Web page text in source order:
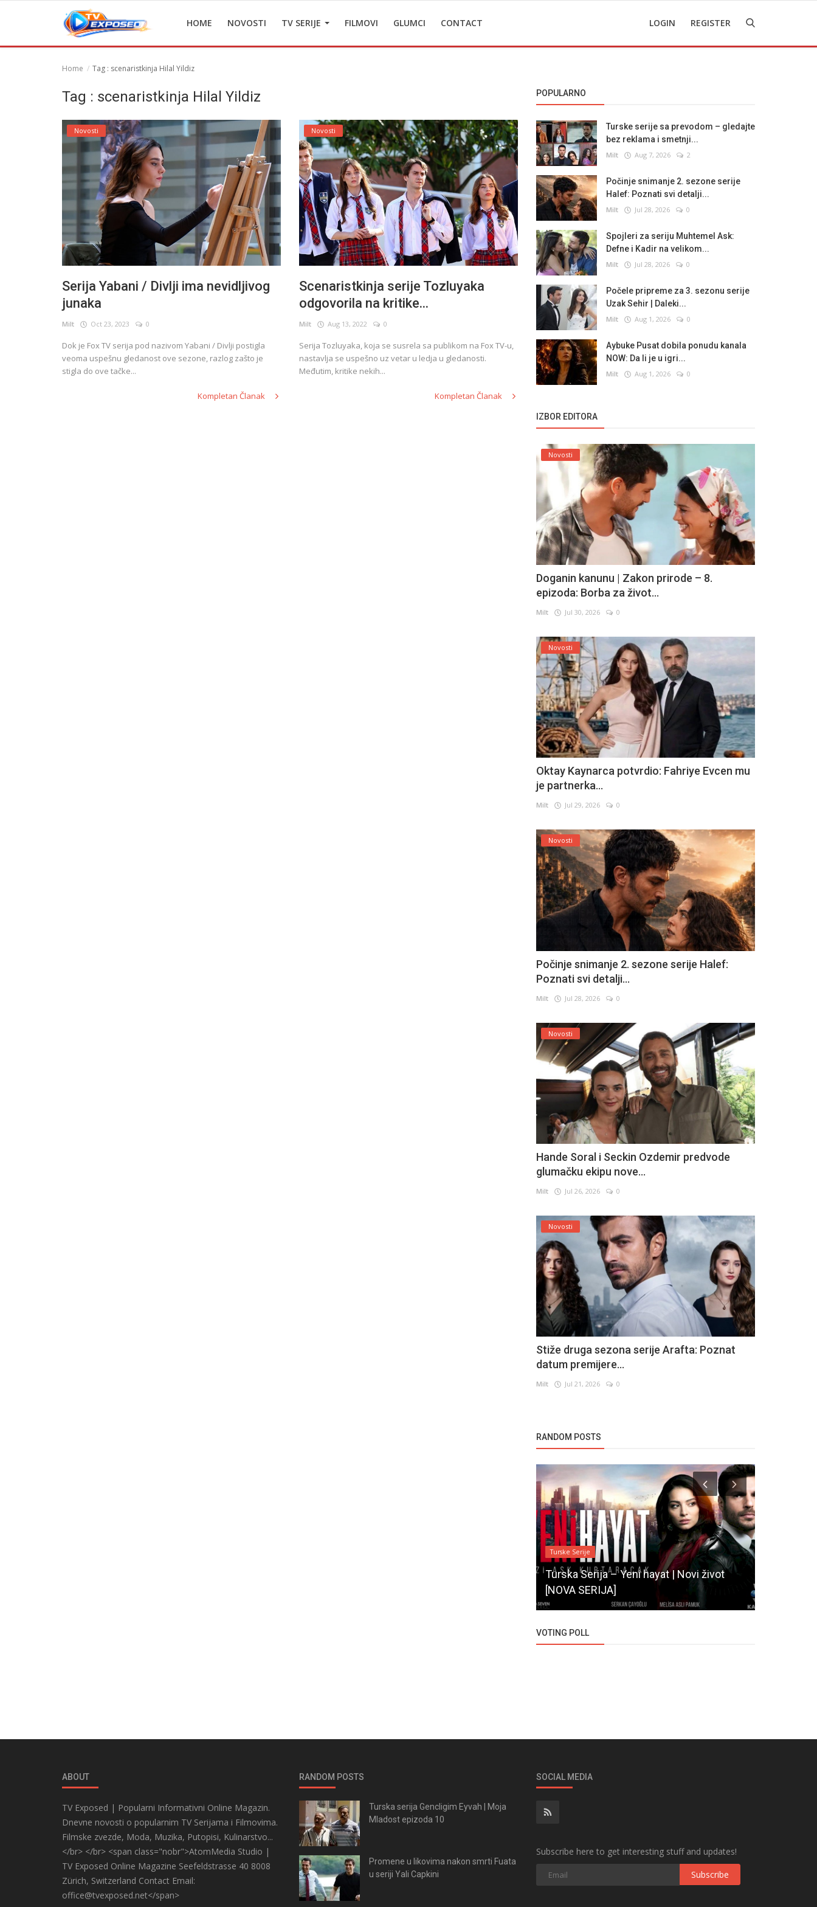
HOME NOVOSTI TV SERIJE FILMOVI GLUMCI CONTACT LOGIN REGISTER
Home Tag : scenaristkinja Hilal Yildiz
Tag : scenaristkinja Hilal Yildiz
Novosti
Serija Yabani / Divlji ima nevidljivog
junaka
Milt Oct 23, 2023 0
Dok je Fox TV serija pod nazivom Yabani / Divlji postigla
veoma uspešnu gledanost ove sezone, razlog zašto je
stigla do ove tačke...
Kompletan Članak
Novosti
Scenaristkinja serije Tozluyaka
odgovorila na kritike...
Milt Aug 13, 2022 0
Serija Tozluyaka, koja se susrela sa publikom na Fox TV-u,
nastavlja se uspešno uz vetar u ledja u gledanosti.
Međutim, kritike nekih...
Kompletan Članak
POPULARNO
Turske serije sa prevodom – gledajte
bez reklama i smetnji...
Milt Aug 7, 2026 2
Počinje snimanje 2. sezone serije
Halef: Poznati svi detalji...
Milt Jul 28, 2026 0
Spojleri za seriju Muhtemel Ask:
Defne i Kadir na velikom...
Milt Jul 28, 2026 0
Počele pripreme za 3. sezonu serije
Uzak Sehir | Daleki...
Milt Aug 1, 2026 0
Aybuke Pusat dobila ponudu kanala
NOW: Da li je u igri...
Milt Aug 1, 2026 0
IZBOR EDITORA
Novosti
Doganin kanunu | Zakon prirode – 8.
epizoda: Borba za život...
Milt Jul 30, 2026 0
Novosti
Oktay Kaynarca potvrdio: Fahriye Evcen mu
je partnerka...
Milt Jul 29, 2026 0
Novosti
Počinje snimanje 2. sezone serije Halef:
Poznati svi detalji...
Milt Jul 28, 2026 0
Novosti
Hande Soral i Seckin Ozdemir predvode
glumačku ekipu nove...
Milt Jul 26, 2026 0
Novosti
Stiže druga sezona serije Arafta: Poznat
datum premijere...
Milt Jul 21, 2026 0
RANDOM POSTS
Turske Serije
Turska Serija – Yeni hayat | Novi život
[NOVA SERIJA]
VOTING POLL
ABOUT
TV Exposed | Popularni Informativni Online Magazin.
Dnevne novosti o popularnim TV Serijama i Filmovima.
Filmske zvezde, Moda, Muzika, Putopisi, Kulinarstvo...
</br> </br> <span class="nobr">AtomMedia Studio |
TV Exposed Online Magazine Seefeldstrasse 40 8008
Zürich, Switzerland Contact Email:
office@tvexposed.net</span>
RANDOM POSTS
Turska serija Gencligim Eyvah | Moja
Mladost epizoda 10
Promene u likovima nakon smrti Fuata
u seriji Yali Capkini
SOCIAL MEDIA
Subscribe here to get interesting stuff and updates!
Subscribe